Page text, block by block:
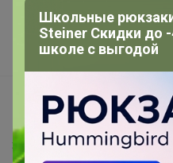
Реклама на сайте
Поставщикам
Вакансии
support@24-ok.ru
Написать в поддержку
Защита покупателя
Школьные
Steiner Скидки до -
школе с выгодой